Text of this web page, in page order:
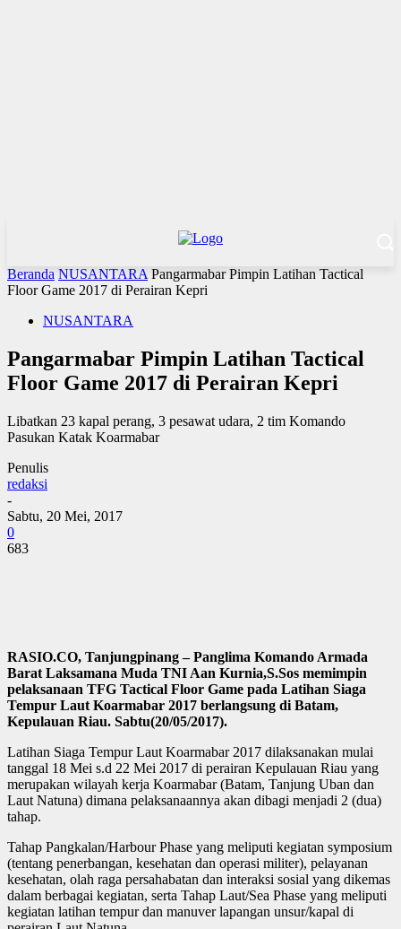
Beranda NUSANTARA Pangarmabar Pimpin Latihan Tactical
Floor Game 2017 di Perairan Kepri
NUSANTARA
Pangarmabar Pimpin Latihan Tactical
Floor Game 2017 di Perairan Kepri
Libatkan 23 kapal perang, 3 pesawat udara, 2 tim Komando
Pasukan Katak Koarmabar
Penulis
redaksi
-
Sabtu, 20 Mei, 2017
0
683
RASIO.CO, Tanjungpinang – Panglima Komando Armada
Barat Laksamana Muda TNI Aan Kurnia,S.Sos memimpin
pelaksanaan TFG Tactical Floor Game pada Latihan Siaga
Tempur Laut Koarmabar 2017 berlangsung di Batam,
Kepulauan Riau. Sabtu(20/05/2017).
Latihan Siaga Tempur Laut Koarmabar 2017 dilaksanakan mulai
tanggal 18 Mei s.d 22 Mei 2017 di perairan Kepulauan Riau yang
merupakan wilayah kerja Koarmabar (Batam, Tanjung Uban dan
Laut Natuna) dimana pelaksanaannya akan dibagi menjadi 2 (dua)
tahap.
Tahap Pangkalan/Harbour Phase yang meliputi kegiatan symposium
(tentang penerbangan, kesehatan dan operasi militer), pelayanan
kesehatan, olah raga persahabatan dan interaksi sosial yang dikemas
dalam berbagai kegiatan, serta Tahap Laut/Sea Phase yang meliputi
kegiatan latihan tempur dan manuver lapangan unsur/kapal di